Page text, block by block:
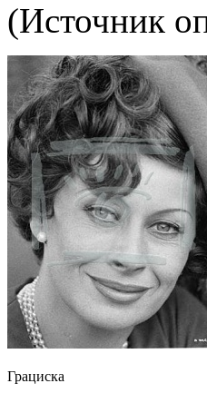
(Источник
Грациска